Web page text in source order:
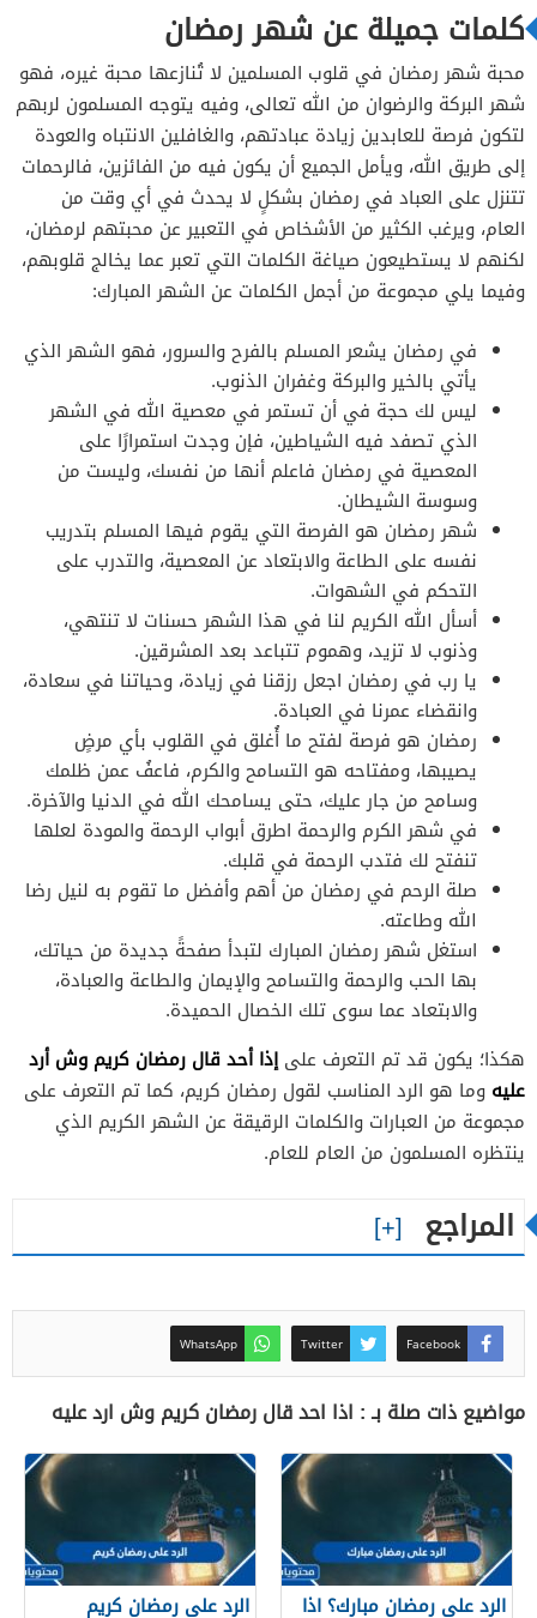
كلمات جميلة عن شهر رمضان
محبة شهر رمضان في قلوب المسلمين لا تُنازعها محبة غيره، فهو
شهر البركة والرضوان من الله تعالى، وفيه يتوجه المسلمون لربهم
لتكون فرصة للعابدين زيادة عبادتهم، والغافلين الانتباه والعودة
إلى طريق الله، ويأمل الجميع أن يكون فيه من الفائزين، فالرحمات
تتنزل على العباد في رمضان بشكلٍ لا يحدث في أي وقت من
العام، ويرغب الكثير من الأشخاص في التعبير عن محبتهم لرمضان،
لكنهم لا يستطيعون صياغة الكلمات التي تعبر عما يخالج قلوبهم،
وفيما يلي مجموعة من أجمل الكلمات عن الشهر المبارك:
في رمضان يشعر المسلم بالفرح والسرور، فهو الشهر الذي
يأتي بالخير والبركة وغفران الذنوب.
ليس لك حجة في أن تستمر في معصية الله في الشهر
الذي تصفد فيه الشياطين، فإن وجدت استمرارًا على
المعصية في رمضان فاعلم أنها من نفسك، وليست من
وسوسة الشيطان.
شهر رمضان هو الفرصة التي يقوم فيها المسلم بتدريب
نفسه على الطاعة والابتعاد عن المعصية، والتدرب على
التحكم في الشهوات.
أسأل الله الكريم لنا في هذا الشهر حسنات لا تنتهي،
وذنوب لا تزيد، وهموم تتباعد بعد المشرقين.
يا رب في رمضان اجعل رزقنا في زيادة، وحياتنا في سعادة،
وانقضاء عمرنا في العبادة.
رمضان هو فرصة لفتح ما أُغلق في القلوب بأي مرضٍ
يصيبها، ومفتاحه هو التسامح والكرم، فاعفُ عمن ظلمك
وسامح من جار عليك، حتى يسامحك الله في الدنيا والآخرة.
في شهر الكرم والرحمة اطرق أبواب الرحمة والمودة لعلها
تنفتح لك فتدب الرحمة في قلبك.
صلة الرحم في رمضان من أهم وأفضل ما تقوم به لنيل رضا
الله وطاعته.
استغل شهر رمضان المبارك لتبدأ صفحةً جديدة من حياتك،
بها الحب والرحمة والتسامح والإيمان والطاعة والعبادة،
والابتعاد عما سوى تلك الخصال الحميدة.
هكذا؛ يكون قد تم التعرف علىإذا أحد قال رمضان كريم وش أرد
عليه وما هو الرد المناسب لقول رمضان كريم، كما تم التعرف على
مجموعة من العبارات والكلمات الرقيقة عن الشهر الكريم الذي
ينتظره المسلمون من العام للعام.
المراجع
Facebook
Twitter
WhatsApp
مواضيع ذات صلة بـ : اذا احد قال رمضان كريم وش ارد عليه
الرد على رمضان مبارك؟ اذا
الرد على رمضان كريم